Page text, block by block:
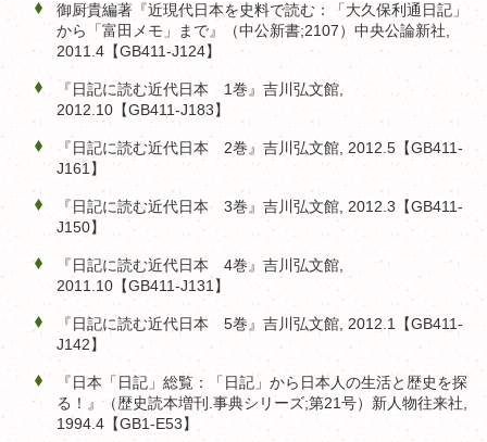
御厨貴編著『近現代日本を史料で読む：「大久保利通日記」
から「富田メモ」まで』（中公新書;2107）中央公論新社,
2011.4【GB411-J124】
『日記に読む近代日本 1巻』吉川弘文館,
2012.10【GB411-J183】
『日記に読む近代日本 2巻』吉川弘文館, 2012.5【GB411-
J161】
『日記に読む近代日本 3巻』吉川弘文館, 2012.3【GB411-
J150】
『日記に読む近代日本 4巻』吉川弘文館,
2011.10【GB411-J131】
『日記に読む近代日本 5巻』吉川弘文館, 2012.1【GB411-
J142】
『日本「日記」総覧：「日記」から日本人の生活と歴史を探
る！』（歴史読本増刊.事典シリーズ;第21号）新人物往来社,
1994.4【GB1-E53】